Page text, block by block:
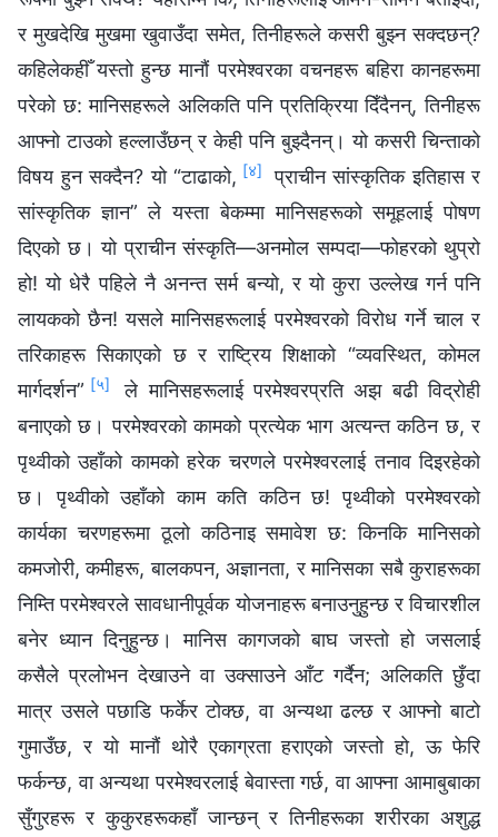
र मुखदेखि मुखमा खुवाउँदा समेत, तिनीहरूले कसरी बुझ्न सक्दछन्?
कहिलेकहीँ यस्तो हुन्छ मानौं परमेश्‍वरका वचनहरू बहिरा कानहरूमा
परेको छ: मानिसहरूले अलिकति पनि प्रतिक्रिया दिँदैनन्, तिनीहरू
आफ्नो टाउको हल्लाउँछन् र केही पनि बुझ्दैनन्। यो कसरी चिन्ताको
विषय हुन सक्दैन? यो “टाढाको, [४]
प्राचीन सांस्कृतिक इतिहास र
सांस्कृतिक ज्ञान” ले यस्ता बेकम्मा मानिसहरूको समूहलाई पोषण
दिएको छ। यो प्राचीन संस्कृति—अनमोल सम्पदा—फोहरको थुप्रो
हो! यो धेरै पहिले नै अनन्त सर्म बन्यो, र यो कुरा उल्‍लेख गर्न पनि
लायकको छैन! यसले मानिसहरूलाई परमेश्‍वरको विरोध गर्ने चाल र
तरिकाहरू सिकाएको छ र राष्ट्रिय शिक्षाको “व्यवस्थित, कोमल
मार्गदर्शन” [५]
ले मानिसहरूलाई परमेश्‍वरप्रति अझ बढी विद्रोही
बनाएको छ। परमेश्‍वरको कामको प्रत्येक भाग अत्यन्त कठिन छ, र
पृथ्वीको उहाँको कामको हरेक चरणले परमेश्‍वरलाई तनाव दिइरहेको
छ। पृथ्वीको उहाँको काम कति कठिन छ! पृथ्वीको परमेश्‍वरको
कार्यका चरणहरूमा ठूलो कठिनाइ समावेश छ: किनकि मानिसको
कमजोरी, कमीहरू, बालकपन, अज्ञानता, र मानिसका सबै कुराहरूका
निम्ति परमेश्‍वरले सावधानीपूर्वक योजनाहरू बनाउनुहुन्छ र विचारशील
बनेर ध्यान दिनुहुन्छ। मानिस कागजको बाघ जस्तो हो जसलाई
कसैले प्रलोभन देखाउने वा उक्साउने आँट गर्दैन; अलिकति छुँदा
मात्र उसले पछाडि फर्केर टोक्छ, वा अन्यथा ढल्छ र आफ्नो बाटो
गुमाउँछ, र यो मानौं थोरै एकाग्रता हराएको जस्तो हो, ऊ फेरि
फर्कन्छ, वा अन्यथा परमेश्‍वरलाई बेवास्ता गर्छ, वा आफ्ना आमाबुबाका
सुँगुरहरू र कुकुरहरूकहाँ जान्छन् र तिनीहरूका शरीरका अशुद्ध